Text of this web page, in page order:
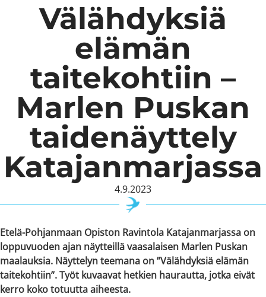
Välähdyksiä
elämän
taitekohtiin ­–
Marlen Puskan
taidenäyttely
Katajanmarjassa
4.9.2023
Etelä-Pohjanmaan Opiston Ravintola Katajanmarjassa on
loppuvuoden ajan näytteillä vaasalaisen Marlen Puskan
maalauksia. Näyttelyn teemana on ”Välähdyksiä elämän
taitekohtiin”. Työt kuvaavat hetkien haurautta, jotka eivät
kerro koko totuutta aiheesta.